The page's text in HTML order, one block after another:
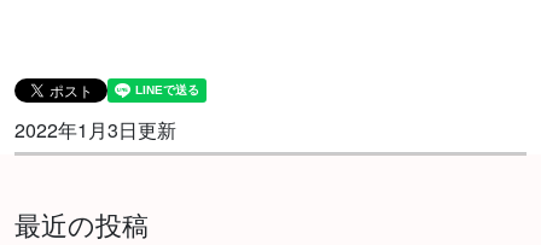
2022年1月3日更新
最近の投稿